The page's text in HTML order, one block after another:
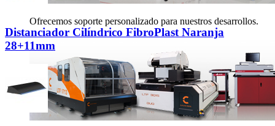
Ofrecemos soporte personalizado para nuestros desarrollos.
Distanciador Cilíndrico FibroPlast Naranja
28+11mm